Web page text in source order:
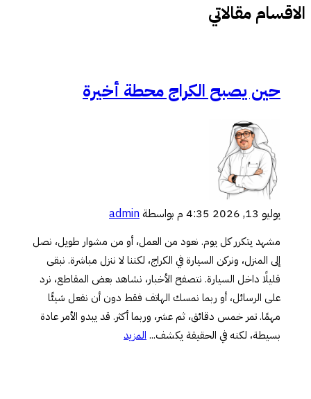
الاقسام مقالاتي
حين يصبح الكراج محطة أخيرة
يوليو 13, 2026 4:35 م بواسطة admin
مشهد يتكرر كل يوم. نعود من العمل، أو من مشوار طويل، نصل
إلى المنزل، ونركن السيارة في الكراج، لكننا لا ننزل مباشرة. نبقى
قليلًا داخل السيارة. نتصفح الأخبار، نشاهد بعض المقاطع، نرد
على الرسائل، أو ربما نمسك الهاتف فقط دون أن نفعل شيئًا
مهمًا. تمر خمس دقائق، ثم عشر، وربما أكثر. قد يبدو الأمر عادة
بسيطة، لكنه في الحقيقة يكشف... المزيد